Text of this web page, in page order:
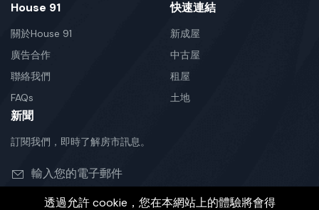
House 91
關於House 91
廣告合作
聯絡我們
FAQs
快速連結
新成屋
中古屋
租屋
土地
新聞
訂閱我們，即時了解房市訊息。
透過允許 cookie，您在本網站上的體驗將會得